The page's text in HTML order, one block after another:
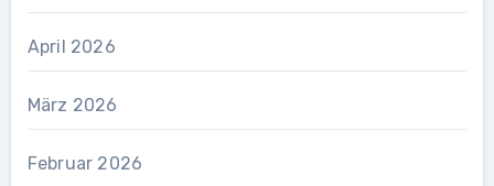
April 2026
März 2026
Februar 2026